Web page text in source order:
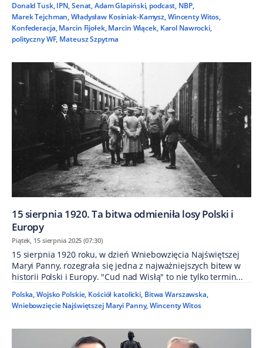
Donald Tusk, IPN,Senat,Adam Glapiński, podcast, NBP,
Marek Tejchman,Władysław Kosiniak-Kamysz,Wincenty Witos,
Konfederacja, Marcin Fijołek, Marcin Wiącek, Karol Nawrocki,
polityczny WF, Mateusz Szpytma
15 sierpnia 1920. Ta bitwa odmieniła losy Polski i
Europy
Piątek, 15 sierpnia 2025 (07:30)
15 sierpnia 1920 roku, w dzień Wniebowzięcia Najświętszej
Maryi Panny, rozegrała się jedna z najważniejszych bitew w
historii Polski i Europy. "Cud nad Wisłą" to nie tylko termin...
Polska,Wojsko Polskie, Kościół katolicki, Bitwa Warszawska,
Wniebowzięcie Najświętszej Maryi Panny,Wincenty Witos